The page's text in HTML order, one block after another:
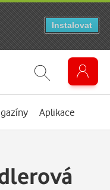
Aplikace
Instalovat